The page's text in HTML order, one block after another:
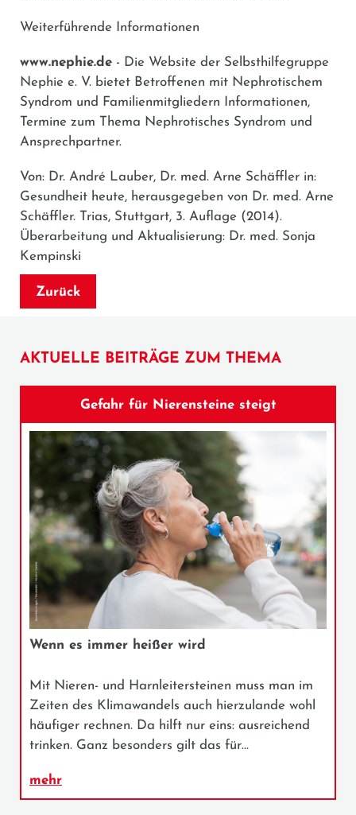
Weiterführende Informationen
www.nephie.de - Die Website der Selbsthilfegruppe
Nephie e. V. bietet Betroffenen mit Nephrotischem
Syndrom und Familienmitgliedern Informationen,
Termine zum Thema Nephrotisches Syndrom und
Ansprechpartner.
Von: Dr. André Lauber, Dr. med. Arne Schäffler in:
Gesundheit heute, herausgegeben von Dr. med. Arne
Schäffler. Trias, Stuttgart, 3. Auflage (2014).
Überarbeitung und Aktualisierung: Dr. med. Sonja
Kempinski
Zurück
AKTUELLE BEITRÄGE ZUM THEMA
Gefahr für Nierensteine steigt
Wenn es immer heißer wird
Mit Nieren- und Harnleitersteinen muss man im
Zeiten des Klimawandels auch hierzulande wohl
häufiger rechnen. Da hilft nur eins: ausreichend
trinken. Ganz besonders gilt das für…
mehr